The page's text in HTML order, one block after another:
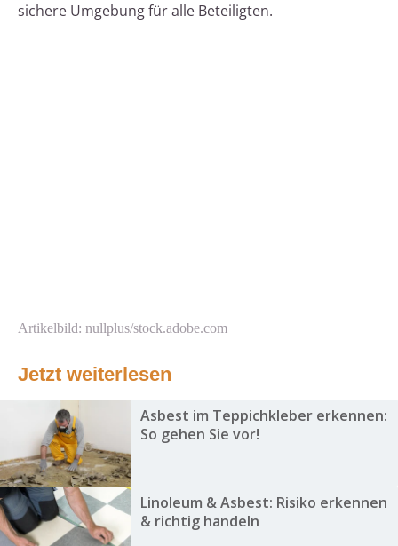
sichere Umgebung für alle Beteiligten.
Artikelbild: nullplus/stock.adobe.com
Jetzt weiterlesen
Asbest im Teppichkleber erkennen:
So gehen Sie vor!
Linoleum & Asbest: Risiko erkennen
& richtig handeln